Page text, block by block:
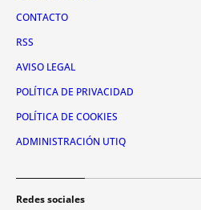
CONTACTO
RSS
AVISO LEGAL
POLÍTICA DE PRIVACIDAD
POLÍTICA DE COOKIES
ADMINISTRACIÓN UTIQ
Redes sociales